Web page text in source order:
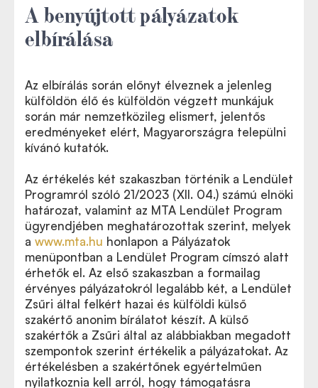
A benyújtott pályázatok
elbírálása
Az elbírálás során előnyt élveznek a jelenleg
külföldön élő és külföldön végzett munkájuk
során már nemzetközileg elismert, jelentős
eredményeket elért, Magyarországra települni
kívánó kutatók.
Az értékelés két szakaszban történik a Lendület
Programról szóló 21/2023 (XII. 04.) számú elnöki
határozat, valamint az MTA Lendület Program
ügyrendjében meghatározottak szerint, melyek
a www.mta.hu honlapon a Pályázatok
menüpontban a Lendület Program címszó alatt
érhetők el. Az első szakaszban a formailag
érvényes pályázatokról legalább két, a Lendület
Zsűri által felkért hazai és külföldi külső
szakértő anonim bírálatot készít. A külső
szakértők a Zsűri által az alábbiakban megadott
szempontok szerint értékelik a pályázatokat. Az
értékelésben a szakértőnek egyértelműen
nyilatkoznia kell arról, hogy támogatásra